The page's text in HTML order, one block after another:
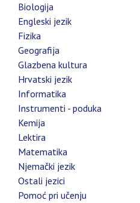
Biologija
Engleski jezik
Fizika
Geografija
Glazbena kultura
Hrvatski jezik
Informatika
Instrumenti - poduka
Kemija
Lektira
Matematika
Njemački jezik
Ostali jezici
Pomoć pri učenju